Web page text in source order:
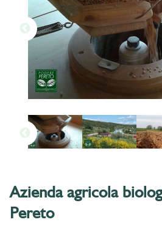
Azienda agricola
Pereto